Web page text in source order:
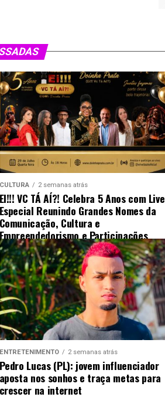
CULTURA 2 semanas atrás
EI!!! VC TÁ AÍ?! Celebra 5 Anos com Live
Especial Reunindo Grandes Nomes da
Comunicação, Cultura e
Empreendedorismo e Participações
Surpresa
ENTRETENIMENTO 2 semanas atrás
Pedro Lucas (PL): jovem influenciador
aposta nos sonhos e traça metas para
crescer na internet